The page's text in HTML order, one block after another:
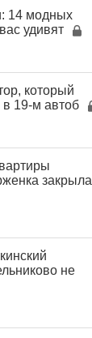
14 модных
удивят
который
в 19-м автоб
закрыла
не